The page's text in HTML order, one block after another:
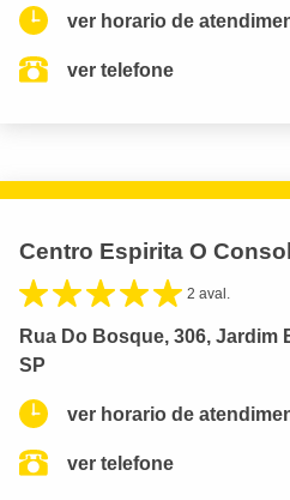
ver horario de
ver telefone
Centro Espirita O
2 aval.
Rua Do Bosque, 306, Jardim
SP
ver horario de
ver telefone